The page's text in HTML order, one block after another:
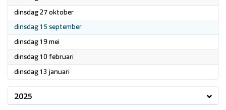
dinsdag 27 oktober2026
dinsdag 15 september2026
dinsdag 19 mei
dinsdag 10 februari
dinsdag 13 januari
2025